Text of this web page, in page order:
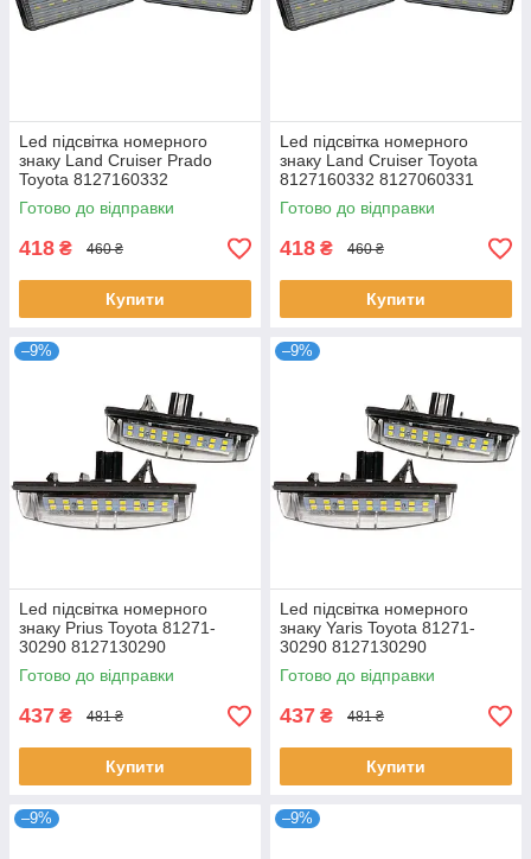
Led підсвітка номерного
знаку Land Cruiser Prado
Toyota 8127160332
8127060331 8127060330
Готово до відправки
418 ₴ 460 ₴
Купити
Led підсвітка номерного
знаку Land Cruiser Toyota
8127160332 8127060331
8127060330
Готово до відправки
418 ₴ 460 ₴
Купити
–9%
Led підсвітка номерного
знаку Prius Toyota 81271-
30290 8127130290
Готово до відправки
437 ₴ 481 ₴
Купити
–9%
Led підсвітка номерного
знаку Yaris Toyota 81271-
30290 8127130290
Готово до відправки
437 ₴ 481 ₴
Купити
–9% –9%